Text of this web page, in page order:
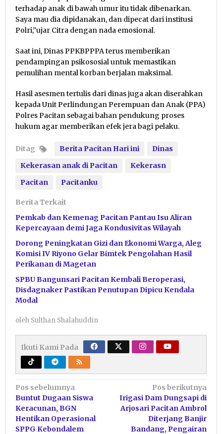
terhadap anak di bawah umur itu tidak dibenarkan.
Saya mau dia dipidanakan, dan dipecat dari institusi
Polri,”ujar Citra dengan nada emosional.
Saat ini, Dinas PPKBPPPA terus memberikan
pendampingan psikososial untuk memastikan
pemulihan mental korban berjalan maksimal.
Hasil asesmen tertulis dari dinas juga akan diserahkan
kepada Unit Perlindungan Perempuan dan Anak (PPA)
Polres Pacitan sebagai bahan pendukung proses
hukum agar memberikan efek jera bagi pelaku.
Ditag Berita Pacitan Hari ini
Dinas
Kekerasan anak di Pacitan
Kekerasn
Pacitan
Pacitanku
Berita Terkait
Pemkab dan Kemenag Pacitan Pantau Isu Aliran
Kepercayaan demi Jaga Kondusivitas Wilayah
Dorong Peningkatan Gizi dan Ekonomi Warga, Aleg
Komisi IV Riyono Gelar Bimtek Pengolahan Hasil
Perikanan di Magetan
SPBU Bangunsari Pacitan Kembali Beroperasi,
Disdagnaker Pastikan Penutupan Dipicu Kendala
Modal
oleh Sulthan Shalahuddin
Ikuti Kami Pada
Navigasi
pos
Pos sebelumnya
Buntut Dugaan Siswa
Keracunan, BGN
Hentikan Operasional
SPPG Kebondalem
Pos berikutnya
Irigasi Dam Dungsapi di
Arjosari Pacitan Ambrol
Diterjang Banjir
Bandang, Pengairan